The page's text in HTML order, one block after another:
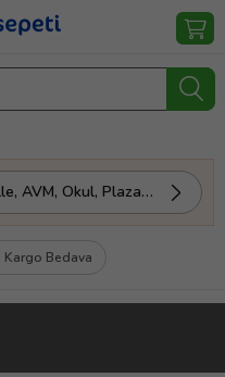
Gönderim Yeri Seçin (Mahalle, AVM, Okul, Plaza vs.)
Kargo Bedava